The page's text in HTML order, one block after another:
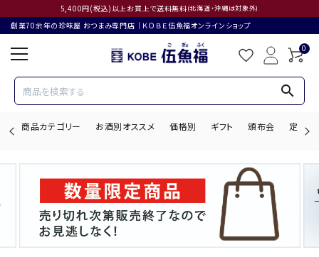
5,400円(税込)以上お買上で送料無料(北海道・沖縄は対象外)
創業70余年の珍味屋 おつまみ専門店│ＫＯＢＥ伍魚福オンラインショップ
0
search
商品カテゴリー お酒別オススメ 価格別 ギフト 頒布会 定期購
search
ACCOUNT MENU